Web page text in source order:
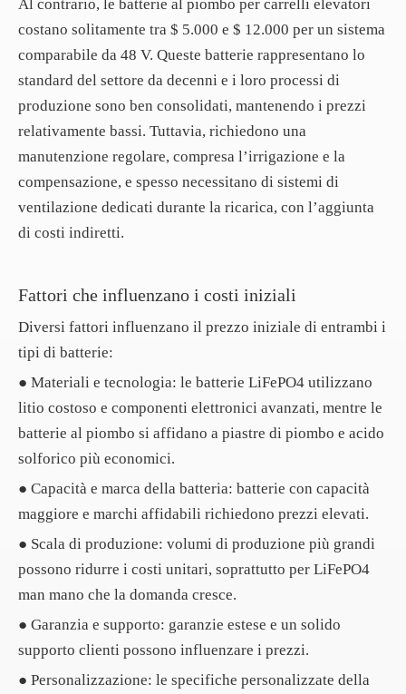
Al contrario, le batterie al piombo per carrelli elevatori
costano solitamente tra $ 5.000 e $ 12.000 per un sistema
comparabile da 48 V. Queste batterie rappresentano lo
standard del settore da decenni e i loro processi di
produzione sono ben consolidati, mantenendo i prezzi
relativamente bassi. Tuttavia, richiedono una
manutenzione regolare, compresa l’irrigazione e la
compensazione, e spesso necessitano di sistemi di
ventilazione dedicati durante la ricarica, con l’aggiunta
di costi indiretti.
Fattori che influenzano i costi iniziali
Diversi fattori influenzano il prezzo iniziale di entrambi i
tipi di batterie:
● Materiali e tecnologia: le batterie LiFePO4 utilizzano
litio costoso e componenti elettronici avanzati, mentre le
batterie al piombo si affidano a piastre di piombo e acido
solforico più economici.
● Capacità e marca della batteria: batterie con capacità
maggiore e marchi affidabili richiedono prezzi elevati.
● Scala di produzione: volumi di produzione più grandi
possono ridurre i costi unitari, soprattutto per LiFePO4
man mano che la domanda cresce.
● Garanzia e supporto: garanzie estese e un solido
supporto clienti possono influenzare i prezzi.
● Personalizzazione: le specifiche personalizzate della